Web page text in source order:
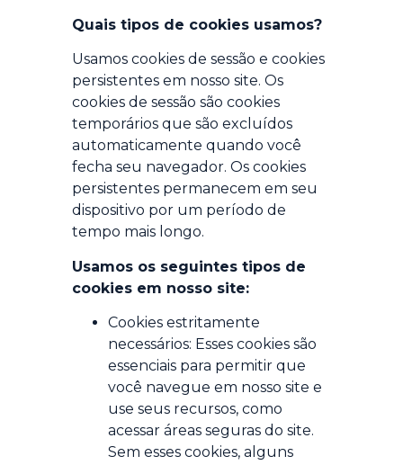
Quais tipos de cookies usamos?
Usamos cookies de sessão e cookies
persistentes em nosso site. Os
cookies de sessão são cookies
temporários que são excluídos
automaticamente quando você
fecha seu navegador. Os cookies
persistentes permanecem em seu
dispositivo por um período de
tempo mais longo.
Usamos os seguintes tipos de
cookies em nosso site:
Cookies estritamente
necessários: Esses cookies são
essenciais para permitir que
você navegue em nosso site e
use seus recursos, como
acessar áreas seguras do site.
Sem esses cookies, alguns